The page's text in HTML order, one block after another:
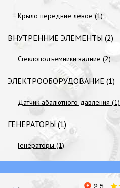
Крыло передние левое (1)
ВНУТРЕННИЕ ЭЛЕМЕНТЫ (2)
Стеклоподъемники задние (2)
ЭЛЕКТРООБОРУДОВАНИЕ (1)
Датчик абалютного давления (1)
ГЕНЕРАТОРЫ (1)
Генераторы (1)